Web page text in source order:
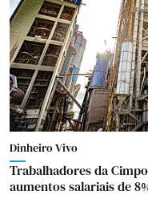
Dinheiro Vivo
Trabalhadores da
aumentos salariais de